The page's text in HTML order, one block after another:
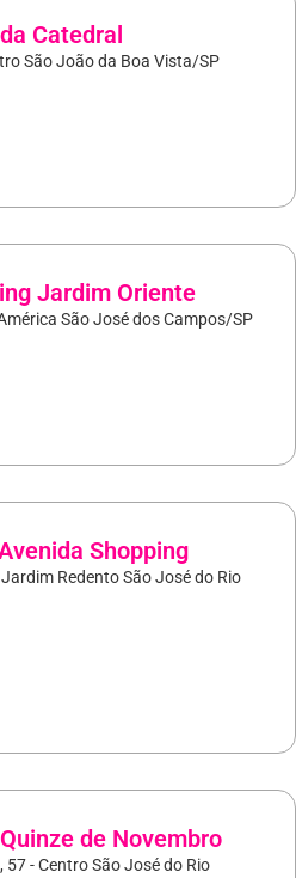
Catedral
São João da Boa Vista/SP
Jardim Oriente
São José dos Campos/SP
Shopping
Redento São José do Rio
de Novembro
- Centro São José do Rio